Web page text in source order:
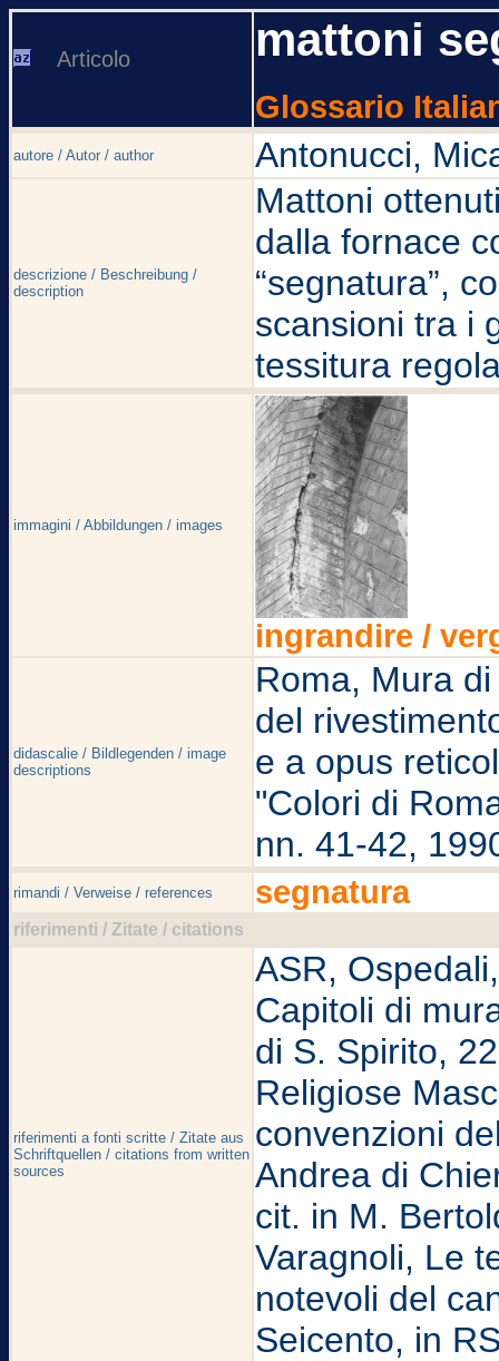
Articolo mattoni
Glossario
autore / Autor / author Antonucci,
descrizione / Beschreibung /
description
Mattoni
dalla fornace
“segnatura”,
scansioni tra i
tessitura
immagini / Abbildungen / images
ingrandire /
didascalie / Bildlegenden / image
descriptions
Roma, Mura
del
e a opus
"Colori di
nn. 41-42,
rimandi / Verweise / references segnatura
riferimenti / Zitate / citations
riferimenti a fonti scritte / Zitate aus
Schriftquellen / citations from written
sources
ASR,
Capitoli di
di S. Spirito,
Religiose
convenzioni
Andrea di
cit. in M.
Varagnoli, Le
notevoli del
Seicento, in